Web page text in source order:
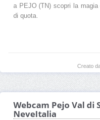
a PEJO (TN) scopri la
di quota.
Creato
Webcam Pejo Val di
NeveItalia